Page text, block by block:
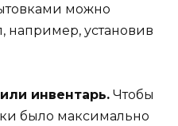
можно
например, установив
инвентарь. Чтобы
было максимально